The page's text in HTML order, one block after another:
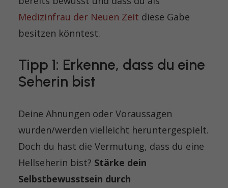
Medizinfrau der Neuen Zeit diese Gabe
besitzen könntest.
Tipp 1: Erkenne, dass du eine
Seherin bist
Deine Ahnungen oder Voraussagen
wurden/werden vielleicht heruntergespielt.
Doch du hast die Vermutung, dass du eine
Hellseherin bist? Stärke dein
Selbstbewusstsein durch